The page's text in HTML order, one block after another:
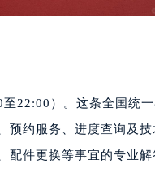
22:00）。这条全国统
约服务、进度查询及
件更换等事宜的专业解